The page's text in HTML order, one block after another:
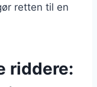
retten til en
riddere: